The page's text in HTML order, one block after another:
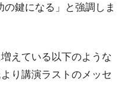
鍵になる」と強調しま
えている以下のような
り講演ラストのメッセ